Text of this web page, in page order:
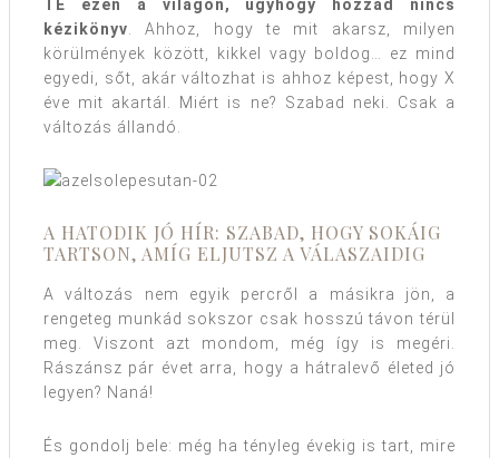
TE ezen a világon, úgyhogy hozzád nincs
kézikönyv. Ahhoz, hogy te mit akarsz, milyen
körülmények között, kikkel vagy boldog… ez mind
egyedi, sőt, akár változhat is ahhoz képest, hogy X
éve mit akartál. Miért is ne? Szabad neki. Csak a
változás állandó.
A HATODIK JÓ HÍR: SZABAD, HOGY SOKÁIG
TARTSON, AMÍG ELJUTSZ A VÁLASZAIDIG
A változás nem egyik percről a másikra jön, a
rengeteg munkád sokszor csak hosszú távon térül
meg. Viszont azt mondom, még így is megéri.
Rászánsz pár évet arra, hogy a hátralevő életed jó
legyen? Naná!
És gondolj bele: még ha tényleg évekig is tart, mire